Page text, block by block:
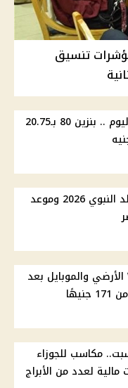
مؤشرات تنسيق
أسعار الوقود في مصر اليوم .. بنزين 80 بـ20.75
موقف ترحيل إجازة المولد النبوي 2026 وموعد
أسعار باقات الإنترنت WE الأرضي والموبايل بعد
مكاسب للجوزاء
لعدد من الأبراج